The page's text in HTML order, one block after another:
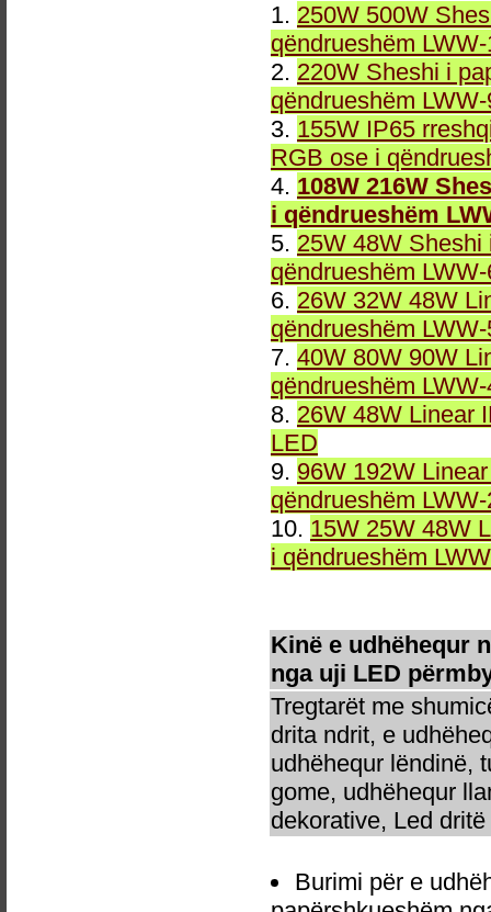
1. 250W 500W
qëndrueshëm
2. 220W Sheshi i
qëndrueshëm
3. 155W IP65
RGB ose i
4. 108W 216W
i qëndrueshëm
5. 25W 48W
qëndrueshëm
6. 26W 32W 48W
qëndrueshëm
7. 40W 80W 90W
qëndrueshëm
8. 26W 48W Linear
LED
9. 96W 192W
qëndrueshëm
10. 15W 25W 48W
i qëndrueshëm
Kinë e udhëhequr
nga uji LED
Tregtarët me
drita ndrit, e
udhëhequr lëndinë,
gome, udhëhequr
dekorative, Led
Burimi për e